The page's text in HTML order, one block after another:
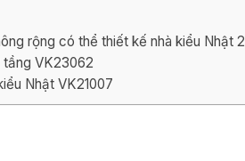
rộng có thể thiết kế nhà kiểu Nhật
tầng VK23062
Nhật VK21007